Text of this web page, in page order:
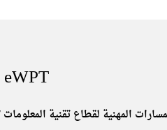
المهنية لقطاع تقنية المعلومات